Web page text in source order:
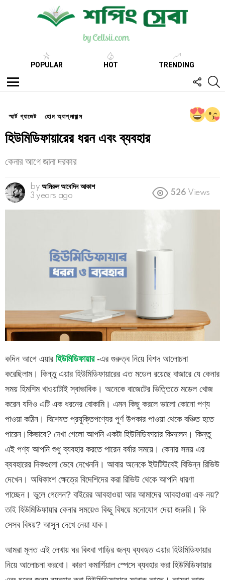
POPULAR HOT TRENDING
Menu
US
স্মার্ট গ্যাজেট হোম অ্যাপ্লায়ান্স
হিউমিডিফায়ারের ধরন এবং ব্যবহার
কেনার আগে জানা দরকার
by আমিরুল আবেদিন আকাশ
3 years ago
526 Views
কদিন আগে এয়ার হিউমিডিফায়ার-এর গুরুত্ব নিয়ে বিশদ আলোচনা
করেছিলাম। কিন্তু এয়ার হিউমিডিফায়ারের এত মডেল রয়েছে বাজারে যে কেনার
সময় হিমশিম খাওয়াটাই স্বাভাবিক। অনেকে বাজেটের ভিত্তিতে মডেল খোজ
করেন যদিও এটি এক ধরনের বোকামি। এমন কিছু করলে ভালো কোনো পণ্য
পাওয়া কঠিন। বিশেষত প্রযুক্তিপণ্যের পূর্ণ উপকার পাওয়া থেকে বঞ্চিত হতে
পারেন।কিভাবে? দেখা গেলো আপনি একটা হিউমিডিফায়ার কিনলেন। কিন্তু
এই পণ্য আপনি শুধু ব্যবহার করতে পারেন বর্ষার সময়ে। কেনার সময় এর
ব্যবহারের দিকগুলো ভেবে দেখেননি। আবার অনেকে ইউটিউবেই বিভিন্ন রিভিউ
দেখেন। অধিকাংশ ক্ষেত্রে বিদেশিদের করা রিভিউ থেকে আপনি ধারণা
পাচ্ছেন। ভুলে গেলেন? বাইরের আবহাওয়া আর আমাদের আবহাওয়া এক নয়?
তাই হিউমিডিফায়ার কেনার সময়েও কিছু বিষয়ে মনোযোগ দেয়া জরুরি। কি
সেসব বিষয়? আসুন দেখে নেয়া যাক।
আমরা মূলত এই লেখায় ঘর কিংবা গাড়ির জন্য ব্যবহৃত এয়ার হিউমিডিফায়ার
নিয়ে আলোচনা করবো। কারণ কমার্শিয়াল স্পেসে ব্যবহার করা হিউমিডিফায়ার